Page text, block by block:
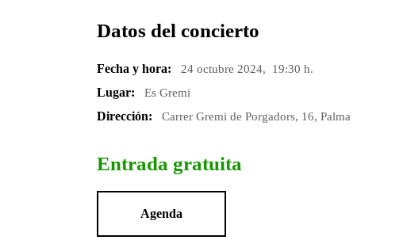
Datos del concierto
Fecha y hora: 24 octubre 2024, 19:30 h.
Lugar: Es Gremi
Dirección: Carrer Gremi de Porgadors, 16, Palma
Entrada gratuita
Agenda